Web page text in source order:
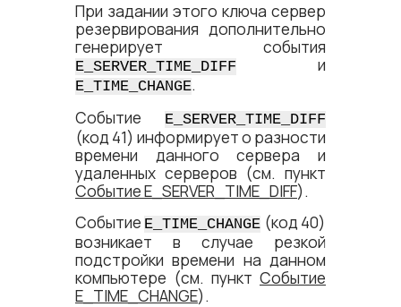
При задании этого ключа сервер
резервирования дополнительно
генерирует события
E_SERVER_TIME_DIFF и
E_TIME_CHANGE.
Событие
E_SERVER_TIME_DIFF
(код 41) информирует о разности
времени данного сервера и
удаленных серверов (см. пункт
Событие E_SERVER_TIME_DIFF).
Событие E_TIME_CHANGE (код 40)
возникает в случае резкой
подстройки времени на данном
компьютере (см. пункт Событие
E_TIME_CHANGE).